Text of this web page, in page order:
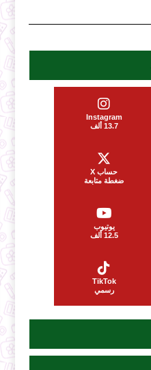
Instagram
13.7 ألف
حساب X
ضغطة متابعة
يوتيوب
12.5 ألف
TikTok
رسمي